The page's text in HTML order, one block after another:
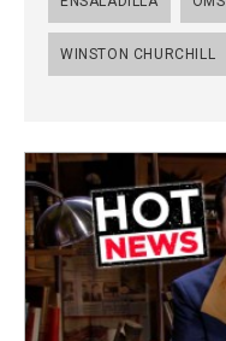
WINSTON CHURCHILL